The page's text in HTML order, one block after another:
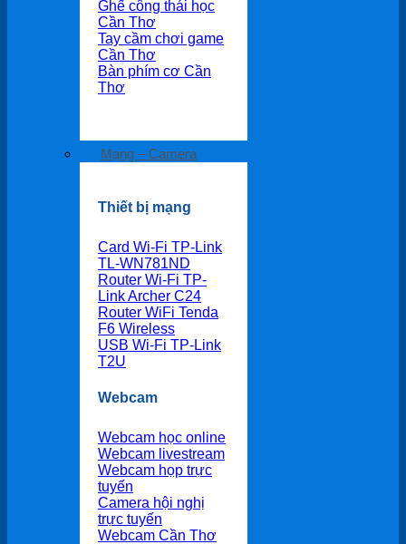
Ghế công thái học
Cần Thơ
Tay cầm chơi game
Cần Thơ
Bàn phím cơ Cần
Thơ
Mạng – Camera
Thiết bị mạng
Card Wi-Fi TP-Link
TL-WN781ND
Router Wi-Fi TP-
Link Archer C24
Router WiFi Tenda
F6 Wireless
USB Wi-Fi TP-Link
T2U
Webcam
Webcam học online
Webcam livestream
Webcam họp trực
tuyến
Camera hội nghị
trực tuyến
Webcam Cần Thơ